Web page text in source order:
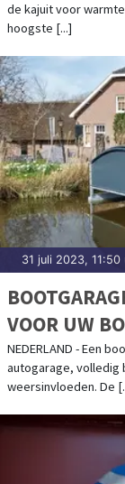
de kajuit voor
hoogste [...]
31 juli 2023, 11:50
VOOR UW
NEDERLAND - Een
autogarage, volledig
weersinvloeden. De